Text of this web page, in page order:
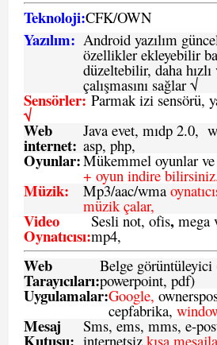
Teknoloji:CFK/OWN
Yazılım: Android yazılım
özellikler ekleyebilir
düzeltebilir, daha
çalışmasını sağlar √
Sensörler:
√
Parmak izi sensörü,
Web
internet:
Java evet, mıdp 2.0,
asp, php,
Oyunlar:Mükemmel oyunlar
+ oyun indire
Müzik: Mp3/aac/wma
müzik çalar,
Video
Oynatıcısı:
Sesli not, ofis, mega
mp4,
Web
Tarayıcıları:
Belge görüntüleyici
powerpoint, pdf)
Uygulamalar:Google,
cepfabrika,
Mesaj
Kutusu:
Sms, ems, mms, e-
internetsiz kısa